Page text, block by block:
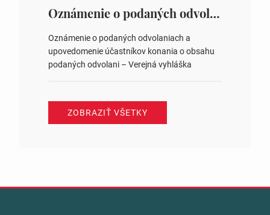
ysledky.html
Oznámenie o podaných odvolaniach a upovedomenie účastníkov konania o obsahu podaných odvolani – Verejná vyhláška
Oznámenie o podaných odvolaniach a
upovedomenie účastníkov konania o obsahu
podaných odvolani – Verejná vyhláška
ZOBRAZIŤ VŠETKY